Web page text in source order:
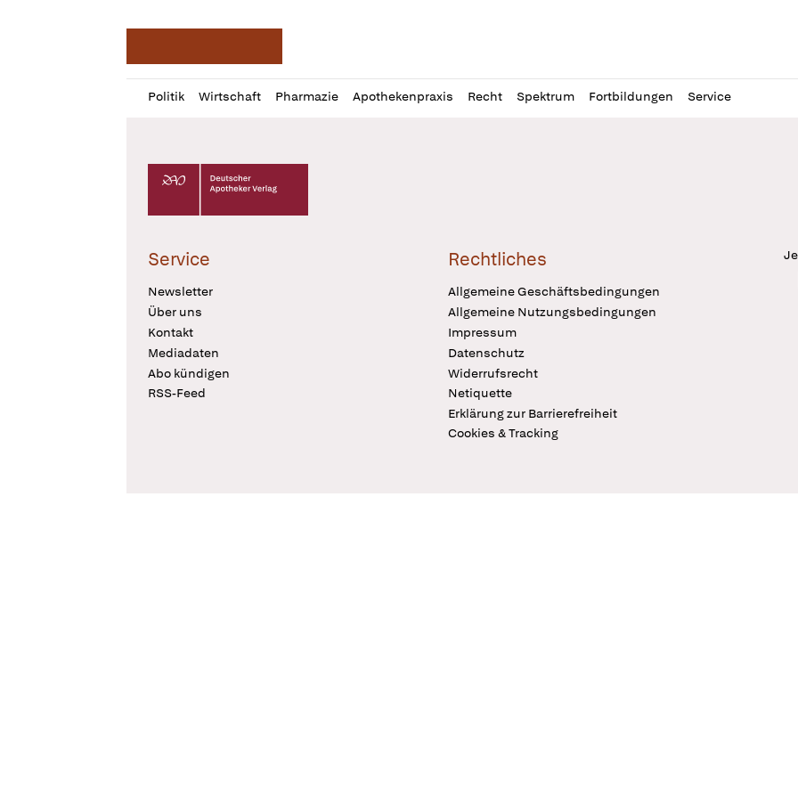
Politik Wirtschaft Pharmazie Apothekenpraxis Recht Spektrum Fortbildungen Service
Profil
öffnen
Daz
Pur
Deutscher Apotheker Verlag Logo
Service
Newsletter
Über uns
Kontakt
Mediadaten
Abo kündigen
RSS-Feed
Rechtliches
Allgemeine Geschäftsbedingungen
Allgemeine Nutzungsbedingungen
Impressum
Datenschutz
Widerrufsrecht
Netiquette
Erklärung zur Barrierefreiheit
Cookies & Tracking